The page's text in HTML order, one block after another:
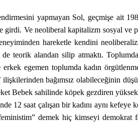
yapmayan Sol, geçmişe ait
girdi. Ve neoliberal kapitalizm sosyal ve
hareketle kendini
de teorik alandan silip atmaktı.
erkek egemen toplumda kadın
bağımsız olabileceğinin
Bebek sahilinde köpek gezdiren yüksek
12 saat çalışan bir kadını aynı
demek hiç kimseyi demokrat